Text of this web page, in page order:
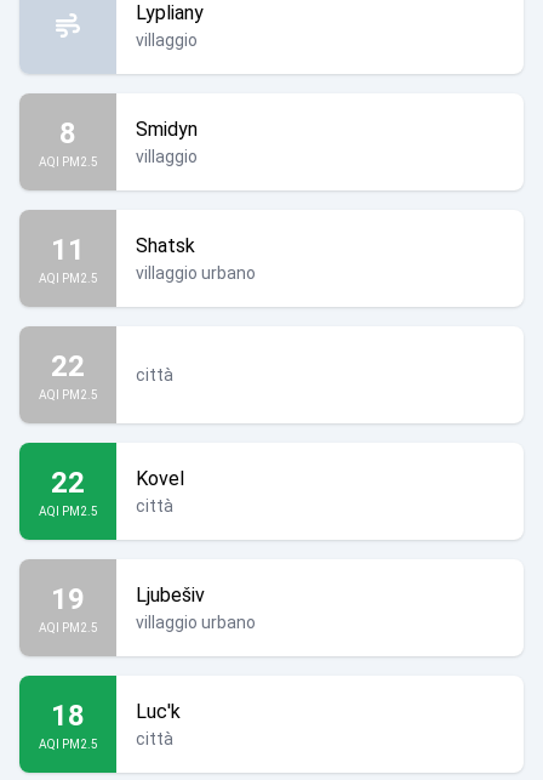
Lypliany
villaggio
8
AQI PM2.5
Smidyn
villaggio
11
AQI PM2.5
Shatsk
villaggio urbano
22
AQI PM2.5
città
22
AQI PM2.5
Kovel
città
19
AQI PM2.5
Ljubešiv
villaggio urbano
18
AQI PM2.5
Luc'k
città